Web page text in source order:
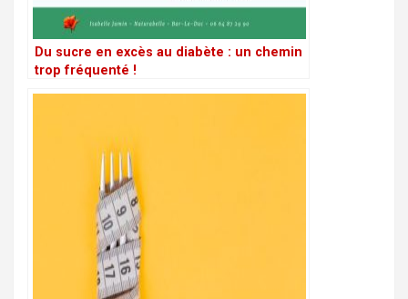
Du sucre en excès au diabète : un chemin
trop fréquenté !